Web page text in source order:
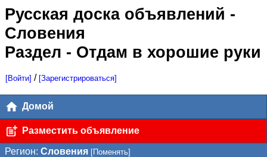
Русская доска объявлений -
Словения
Раздел - Отдам в хорошие руки
[Войти] / [Зарегистрироваться]
Домой
Разместить объявление
Регион: Словения [Поменять]